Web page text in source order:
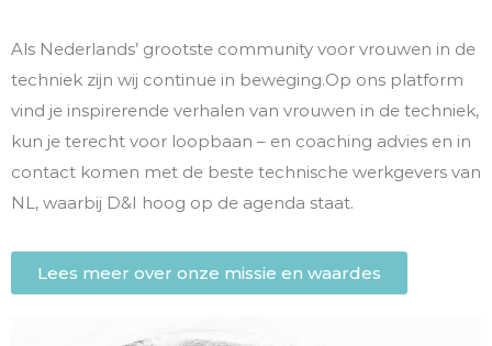
Als Nederlands’ grootste community voor vrouwen in de
techniek zijn wij continue in beweging.Op ons platform
vind je inspirerende verhalen van vrouwen in de techniek,
kun je terecht voor loopbaan – en coaching advies en in
contact komen met de beste technische werkgevers van
NL, waarbij D&I hoog op de agenda staat.
Lees meer over onze missie en waardes